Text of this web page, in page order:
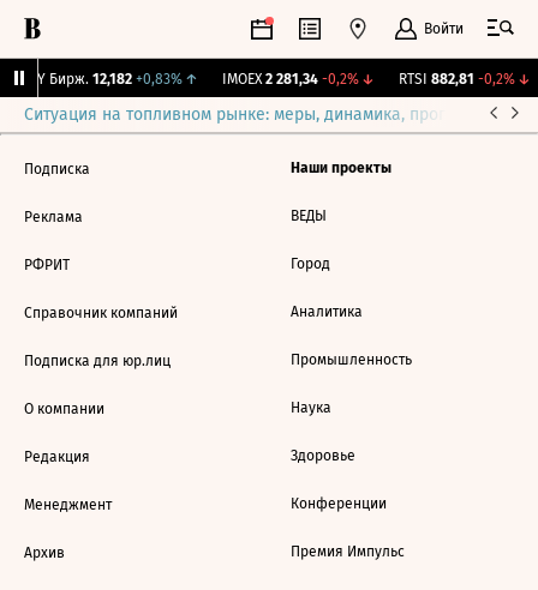
Войти
CNY Бирж. 12,182 +0,83%↑ IMOEX 2 281,34 -0,2%↓ RTSI 882,81 -0,2%↓
Ситуация на топливном рынке: меры, динамика, прогнозы
Подписка
Реклама
РФРИТ
Справочник компаний
Подписка для юр.лиц
О компании
Редакция
Менеджмент
Архив
Наши проекты
ВЕДЫ
Город
Аналитика
Промышленность
Наука
Здоровье
Конференции
Премия Импульс